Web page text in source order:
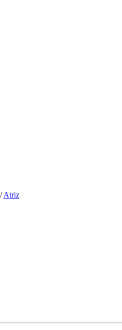
/Atriz